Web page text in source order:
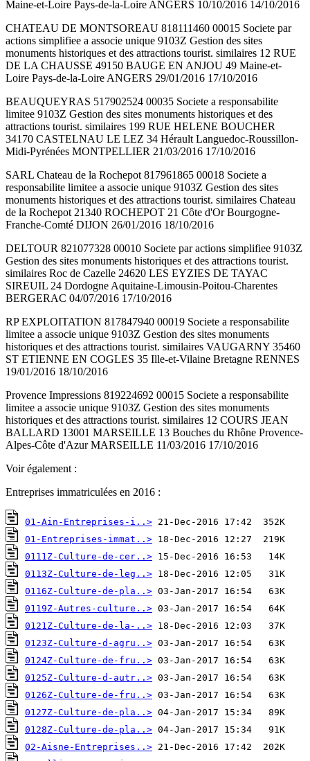
Maine-et-Loire Pays-de-la-Loire ANGERS 10/10/2016 14/10/2016
CHATEAU DE MONTSOREAU 818111460 00015 Societe par
actions simplifiee a associe unique 9103Z Gestion des sites
monuments historiques et des attractions tourist. similaires 12 RUE
DE LA CHAUSSE 49150 BAUGE EN ANJOU 49 Maine-et-
Loire Pays-de-la-Loire ANGERS 29/01/2016 17/10/2016
BEAUQUEYRAS 517902524 00035 Societe a responsabilite
limitee 9103Z Gestion des sites monuments historiques et des
attractions tourist. similaires 199 RUE HELENE BOUCHER
34170 CASTELNAU LE LEZ 34 Hérault Languedoc-Roussillon-
Midi-Pyrénées MONTPELLIER 21/03/2016 17/10/2016
SARL Chateau de la Rochepot 817961865 00018 Societe a
responsabilite limitee a associe unique 9103Z Gestion des sites
monuments historiques et des attractions tourist. similaires Chateau
de la Rochepot 21340 ROCHEPOT 21 Côte d'Or Bourgogne-
Franche-Comté DIJON 26/01/2016 18/10/2016
DELTOUR 821077328 00010 Societe par actions simplifiee 9103Z
Gestion des sites monuments historiques et des attractions tourist.
similaires Roc de Cazelle 24620 LES EYZIES DE TAYAC
SIREUIL 24 Dordogne Aquitaine-Limousin-Poitou-Charentes
BERGERAC 04/07/2016 17/10/2016
RP EXPLOITATION 817847940 00019 Societe a responsabilite
limitee a associe unique 9103Z Gestion des sites monuments
historiques et des attractions tourist. similaires VAUGARNY 35460
ST ETIENNE EN COGLES 35 Ille-et-Vilaine Bretagne RENNES
19/01/2016 18/10/2016
Provence Impressions 819224692 00015 Societe a responsabilite
limitee a associe unique 9103Z Gestion des sites monuments
historiques et des attractions tourist. similaires 12 COURS JEAN
BALLARD 13001 MARSEILLE 13 Bouches du Rhône Provence-
Alpes-Côte d'Azur MARSEILLE 11/03/2016 17/10/2016
Voir également :
Entreprises immatriculées en 2016 :
01-Ain-Entreprises-i..>
01-Entreprises-immat..>
0111Z-Culture-de-cer..>
0113Z-Culture-de-leg..>
0116Z-Culture-de-pla..>
0119Z-Autres-culture..>
0121Z-Culture-de-la-..>
0123Z-Culture-d-agru..>
0124Z-Culture-de-fru..>
0125Z-Culture-d-autr..>
0126Z-Culture-de-fru..>
0127Z-Culture-de-pla..>
0128Z-Culture-de-pla..>
02-Aisne-Entreprises..>